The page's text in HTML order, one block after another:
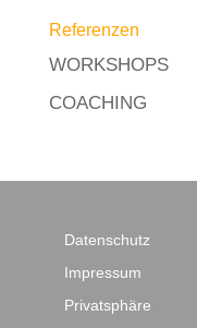
Referenzen
WORKSHOPS
COACHING
Datenschutz
Impressum
Privatsphäre